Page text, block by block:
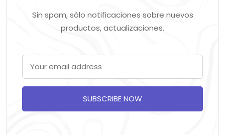
Sin spam, sólo notificaciones sobre nuevos
productos, actualizaciones.
SUBSCRIBE NOW